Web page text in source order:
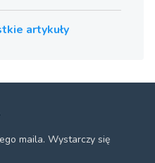
artykuły
maila. Wystarczy się